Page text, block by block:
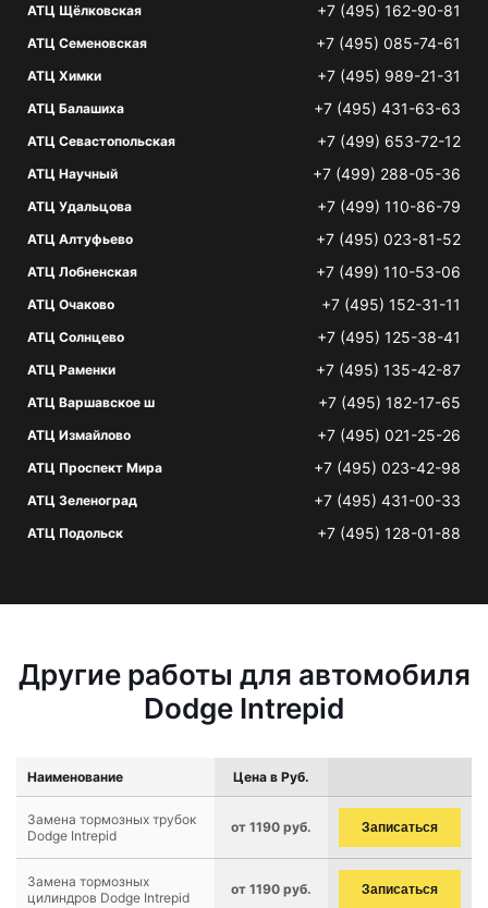
АТЦ Щёлковская +7 (495) 162-90-81
АТЦ Семеновская +7 (495) 085-74-61
АТЦ Химки +7 (495) 989-21-31
АТЦ Балашиха +7 (495) 431-63-63
АТЦ Севастопольская +7 (499) 653-72-12
АТЦ Научный +7 (499) 288-05-36
АТЦ Удальцова +7 (499) 110-86-79
АТЦ Алтуфьево +7 (495) 023-81-52
АТЦ Лобненская +7 (499) 110-53-06
АТЦ Очаково +7 (495) 152-31-11
АТЦ Солнцево +7 (495) 125-38-41
АТЦ Раменки +7 (495) 135-42-87
АТЦ Варшавское ш +7 (495) 182-17-65
АТЦ Измайлово +7 (495) 021-25-26
АТЦ Проспект Мира +7 (495) 023-42-98
АТЦ Зеленоград +7 (495) 431-00-33
АТЦ Подольск +7 (495) 128-01-88
Другие работы для автомобиля
Dodge Intrepid
Наименование Цена в Руб.
Замена тормозных трубок
Dodge Intrepid
от 1190 руб. Записаться
Замена тормозных
цилиндров Dodge Intrepid
от 1190 руб. Записаться